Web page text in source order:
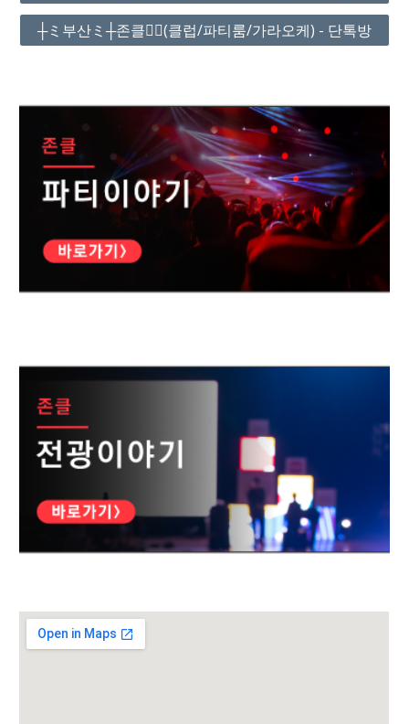
┼ミ부산ミ┼존클❤️‍🔥(클럽/파티룸/가라오케) - 단톡방